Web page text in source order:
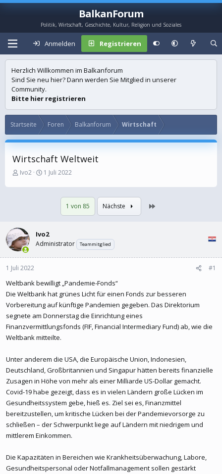
BalkanForum
Politik, Wirtschaft, Geschichte, Kultur, Religion und Soziales
Anmelden Registrieren
Herzlich Willkommen im Balkanforum
Sind Sie neu hier? Dann werden Sie Mitglied in unserer
Community.
Bitte hier registrieren
Startseite Foren Balkanforum Wirtschaft
Wirtschaft Weltweit
E
s
e
r
Ivo2
E
s
t
a
1 Juli 2022
1 von 85 Nächste
Ivo2
Administrator Teammitglied
1 Juli 2022 #1
Weltbank bewilligt „Pandemie-Fonds“
Die Weltbank hat grünes Licht für einen Fonds zur besseren
Vorbereitung auf künftige Pandemien gegeben. Das Direktorium
segnete am Donnerstag die Einrichtung eines
Finanzvermittlungsfonds (FIF, Financial Intermediary Fund) ab, wie die
Weltbank mitteilte.
Unter anderem die USA, die Europäische Union, Indonesien,
Deutschland, Großbritannien und Singapur hätten bereits finanzielle
Zusagen in Höhe von mehr als einer Milliarde US-Dollar gemacht.
Covid-19 habe gezeigt, dass es in vielen Ländern große Lücken im
Gesundheitssystem gebe, hieß es. Ziel sei es, Finanzmittel
bereitzustellen, um kritische Lücken bei der Pandemievorsorge zu
schließen – der Schwerpunkt liege auf Ländern mit niedrigem und
mittlerem Einkommen.
Die Kapazitäten in Bereichen wie Krankheitsüberwachung, Labore,
Gesundheitspersonal oder Notfallmanagement sollen gestärkt